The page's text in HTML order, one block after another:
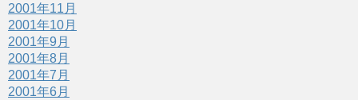
2001年11月
2001年10月
2001年9月
2001年8月
2001年7月
2001年6月